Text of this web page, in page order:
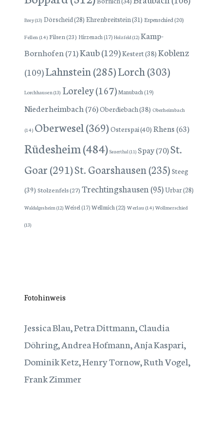
Brey(13) Dörscheid(28) Ehrenbreitstein(31) Espenschied (20)
Fellen (14) Filsen(23) Hirzenach (17) Holzfeld(12) Kamp-
Bornhofen (71)Kaub(129)Kestert(38) Koblenz
(109)Lahnstein(285)Lorch(303)
Lorchhausen (13) Loreley(167)Manubach (19)
Niederheimbach (76)Oberdiebach(38) Oberheimbach
(14) Oberwesel(369)Osterspai(40) Rhens (63)
Rüdesheim(484) Sauerthal(11) Spay(70)St.
Goar(291)St. Goarshausen (235) Steeg
(39) Stolzenfels(27) Trechtingshausen (95)Urbar(28)
Waldalgesheim(12) Weisel (17)Wellmich (22) Werlau (14) Wollmerschied
(13)
Fotohinweis
Jessica Blau, Petra Dittmann, Claudia
Döhring, Andrea Hofmann, Anja Kaspari,
Dominik Ketz, Henry Tornow, Ruth Vogel,
Frank Zimmer